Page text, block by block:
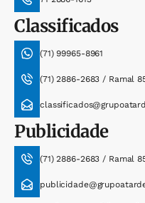
Classificados
(71) 99965-8961
(71) 2886-2683 / Ramal
Publicidade
(71) 2886-2683 / Ramal